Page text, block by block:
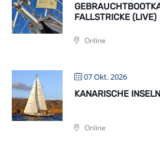
FALLSTRICKE (LIVE)
Online
07 Okt. 2026
KANARISCHE
Online